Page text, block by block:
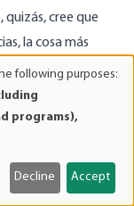
quizás, cree que
la cosa más
efecto causará
no es solo
y lo es en
la está
dedicarme a la
following purposes:
programs),
Decline Accept